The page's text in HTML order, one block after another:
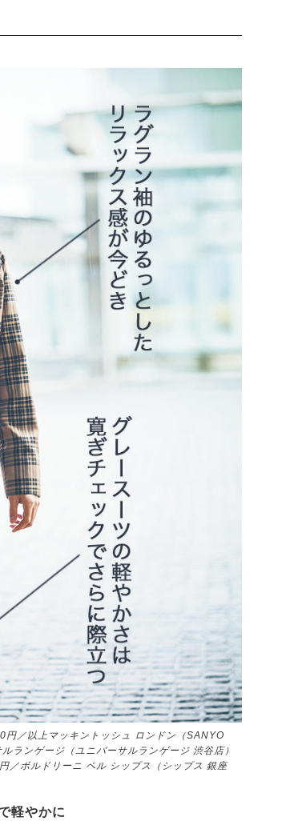
／以上マッキントッシュ ロンドン（SANYO
ランゲージ（ユニバーサルランゲージ 渋谷店）
ボルドリーニ ペル シップス（シップス 銀座
軽やかに